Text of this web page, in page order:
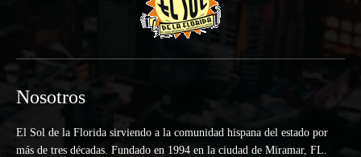
Nosotros
El Sol de la Florida sirviendo a la comunidad hispana del estado por
más de tres décadas. Fundado en 1994 en la ciudad de Miramar, FL.